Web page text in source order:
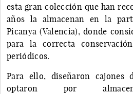
esta gran colección que han
años la almacenan en la
Picanya (Valencia), donde
para la correcta
periódicos.
Para ello, diseñaron cajones
optaron por